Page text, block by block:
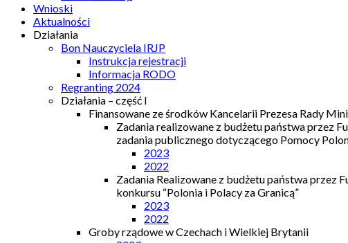
Wnioski
Aktualności
Działania
Bon Nauczyciela IRJP
Instrukcja rejestracji
Informacja RODO
Regranting 2024
Działania – część I
Finansowane ze środków Kancelarii Prezesa Rady
Zadania realizowane z budżetu państwa przez
zadania publicznego dotyczącego Pomocy
2023
2022
Zadania Realizowane z budżetu państwa przez
konkursu “Polonia i Polacy za Granicą”
2023
2022
Groby rządowe w Czechach i Wielkiej Brytanii